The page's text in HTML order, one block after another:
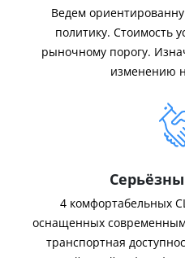
Ведем
политику. Стоимость
рыночному порогу.
изменению
4 комфортабельных
оснащенных
транспортная